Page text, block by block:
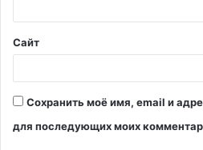
*
Сайт
Сохранить моё имя, email и
для последующих моих